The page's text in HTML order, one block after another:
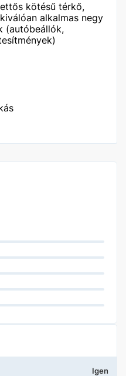
kötésű térkő,
alkalmas negy
(autóbeállók,
Igen